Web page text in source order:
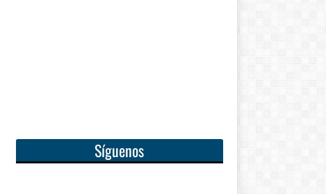
Síguenos